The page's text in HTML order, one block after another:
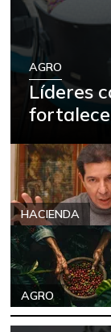
AGRO
Líderes
HACIENDA
AGRO